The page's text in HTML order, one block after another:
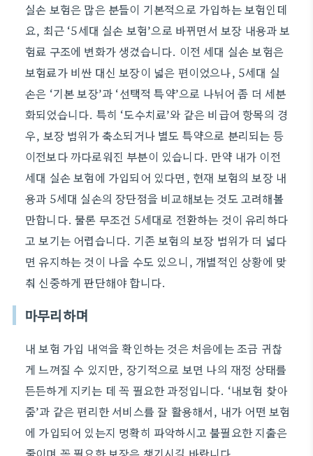
실손 보험은 많은 분들이 기본적으로 가입하는 보험인데
요, 최근 ‘5세대 실손 보험’으로 바뀌면서 보장 내용과 보
험료 구조에 변화가 생겼습니다. 이전 세대 실손 보험은
보험료가 비싼 대신 보장이 넓은 편이었으나, 5세대 실
손은 ‘기본 보장’과 ‘선택적 특약’으로 나뉘어 좀 더 세분
화되었습니다. 특히 ‘도수치료’와 같은 비급여 항목의 경
우, 보장 범위가 축소되거나 별도 특약으로 분리되는 등
이전보다 까다로워진 부분이 있습니다. 만약 내가 이전
세대 실손 보험에 가입되어 있다면, 현재 보험의 보장 내
용과 5세대 실손의 장단점을 비교해보는 것도 고려해볼
만합니다. 물론 무조건 5세대로 전환하는 것이 유리하다
고 보기는 어렵습니다. 기존 보험의 보장 범위가 더 넓다
면 유지하는 것이 나을 수도 있으니, 개별적인 상황에 맞
춰 신중하게 판단해야 합니다.
마무리하며
내 보험 가입 내역을 확인하는 것은 처음에는 조금 귀찮
게 느껴질 수 있지만, 장기적으로 보면 나의 재정 상태를
든든하게 지키는 데 꼭 필요한 과정입니다. ‘내보험 찾아
줌’과 같은 편리한 서비스를 잘 활용해서, 내가 어떤 보험
에 가입되어 있는지 명확히 파악하시고 불필요한 지출은